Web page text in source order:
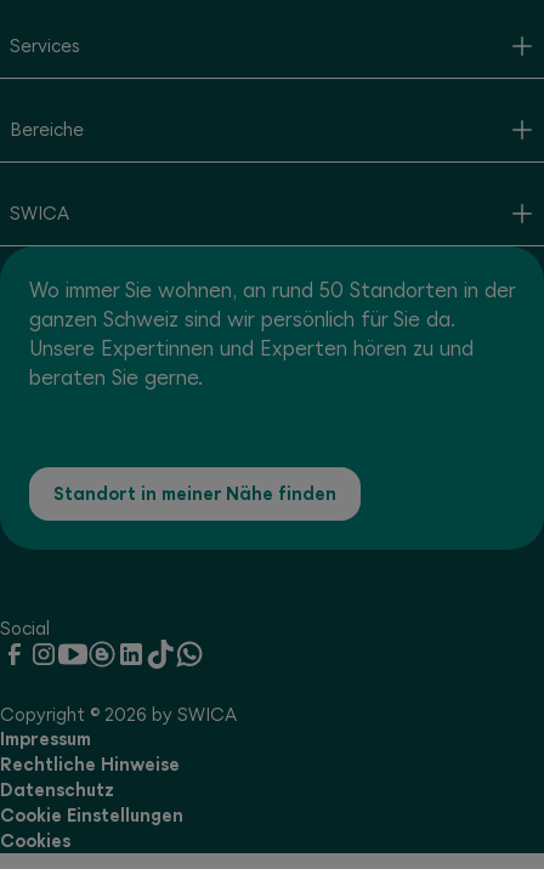
Services
Bereiche
SWICA
Wo immer Sie wohnen, an rund 50 Standorten in der
ganzen Schweiz sind wir persönlich für Sie da.
Unsere Expertinnen und Experten hören zu und
beraten Sie gerne.
Standort in meiner Nähe finden
Social
Copyright © 2026 by SWICA
Impressum
Rechtliche Hinweise
Datenschutz
Cookie Einstellungen
Cookies